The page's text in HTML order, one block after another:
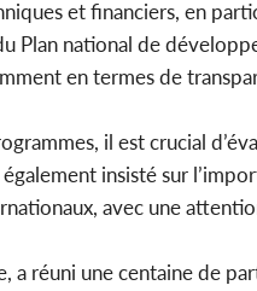
et financiers, en
Plan national de
en termes de
il est crucial
insisté sur
avec une
a réuni une centaine de